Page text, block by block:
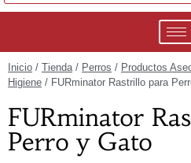
Inicio / Tienda/ Perros / Productos
Higiene / FURminator Rastrillo para
FURminator
Perro y Gato